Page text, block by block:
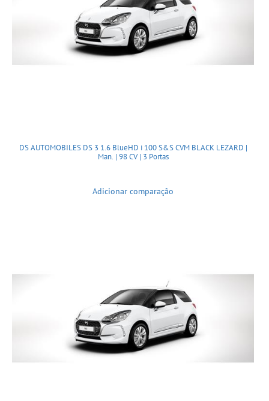
DS AUTOMOBILES DS 3 1.6 BlueHD i 100 S&S CVM BLACK LEZARD |
Man. | 98 CV | 3 Portas
Adicionar comparação